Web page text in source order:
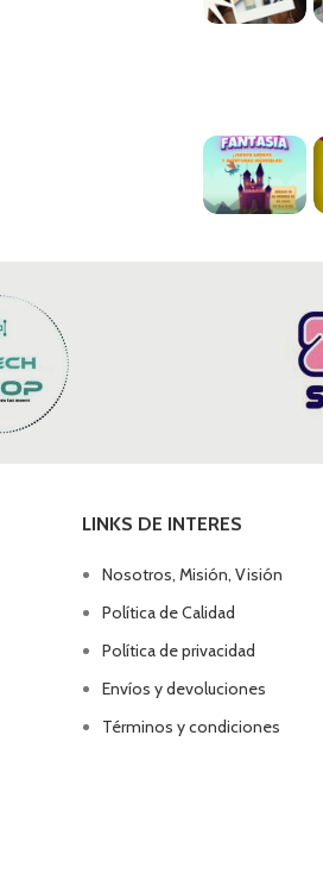
LINKS DE INTERES
Nosotros, Misión, Visión
Política de Calidad
Política de privacidad
Envíos y devoluciones
Términos y condiciones